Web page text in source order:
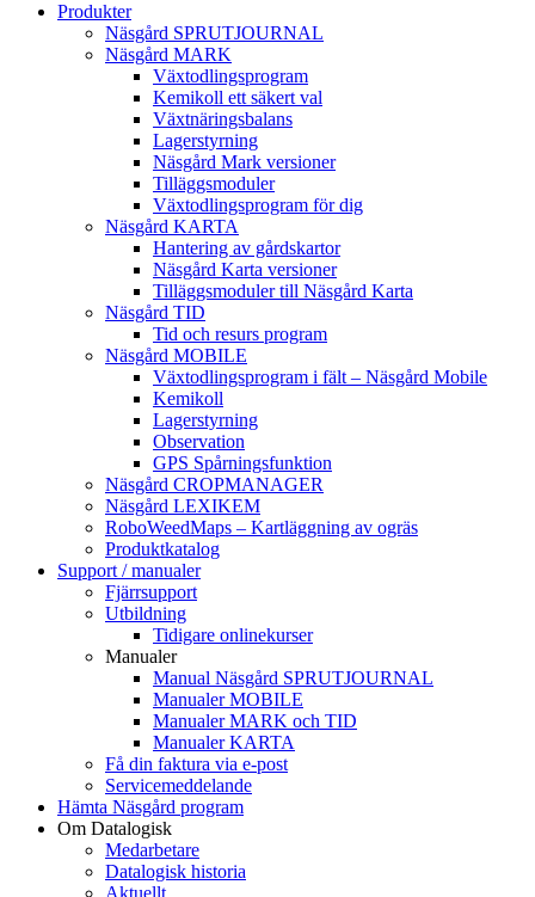
Produkter
Näsgård SPRUTJOURNAL
Näsgård MARK
Växtodlingsprogram
Kemikoll ett säkert val
Växtnäringsbalans
Lagerstyrning
Näsgård Mark versioner
Tilläggsmoduler
Växtodlingsprogram för dig
Näsgård KARTA
Hantering av gårdskartor
Näsgård Karta versioner
Tilläggsmoduler till Näsgård Karta
Näsgård TID
Tid och resurs program
Näsgård MOBILE
Växtodlingsprogram i fält – Näsgård Mobile
Kemikoll
Lagerstyrning
Observation
GPS Spårningsfunktion
Näsgård CROPMANAGER
Näsgård LEXIKEM
RoboWeedMaps – Kartläggning av ogräs
Produktkatalog
Support / manualer
Fjärrsupport
Utbildning
Tidigare onlinekurser
Manualer
Manual Näsgård SPRUTJOURNAL
Manualer MOBILE
Manualer MARK och TID
Manualer KARTA
Få din faktura via e-post
Servicemeddelande
Hämta Näsgård program
Om Datalogisk
Medarbetare
Datalogisk historia
Aktuellt